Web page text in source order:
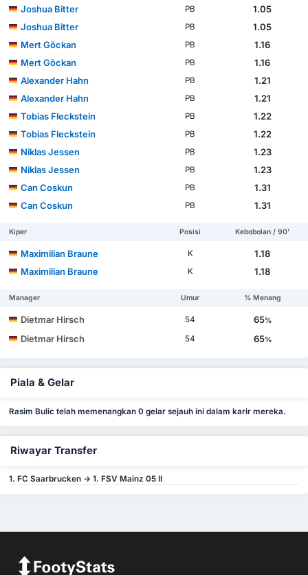
Joshua Bitter
PB
1.05
Joshua Bitter
PB
1.05
Mert Göckan
PB
1.16
Mert Göckan
PB
1.16
Alexander Hahn
PB
1.21
Alexander Hahn
PB
1.21
Tobias Fleckstein
PB
1.22
Tobias Fleckstein
PB
1.22
Niklas Jessen
PB
1.23
Niklas Jessen
PB
1.23
Can Coskun
PB
1.31
Can Coskun
PB 1.31
Kiper Posisi Kebobolan / 90'
Maximilian Braune K
1.18
Maximilian Braune
K 1.18
Manager Umur % Menang
Dietmar Hirsch 54 65%
Dietmar Hirsch 54 65%
Piala & Gelar
Rasim Bulic telah memenangkan 0 gelar sejauh ini dalam karir mereka.
Riwayar Transfer
1. FC Saarbrucken -> 1. FSV Mainz 05 II